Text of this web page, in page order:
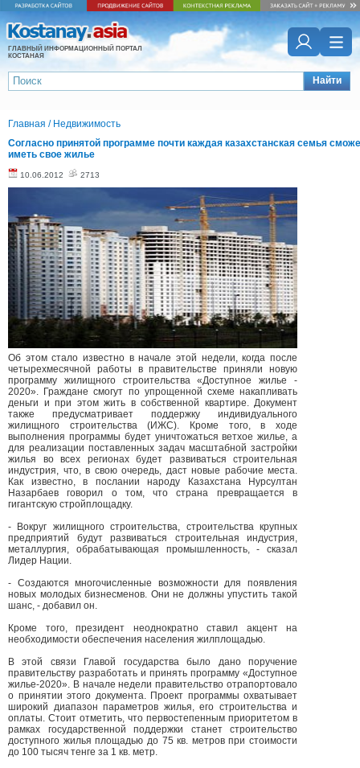
ГЛАВНЫЙ ИНФОРМАЦИОННЫЙ ПОРТАЛ
КОСТАНАЯ
Найти
Главная / Недвижимость
Согласно принятой программе почти каждая казахстанская семья
иметь свое жилье
10.06.2012 2713
Об этом стало известно в начале этой недели, когда после
четырехмесячной работы в правительстве приняли новую
программу жилищного строительства «Доступное жилье -
2020». Граждане смогут по упрощенной схеме накапливать
деньги и при этом жить в собственной квартире. Документ
также предусматривает поддержку индивидуального
жилищного строительства (ИЖС). Кроме того, в ходе
выполнения программы будет уничтожаться ветхое жилье, а
для реализации поставленных задач масштабной застройки
жилья во всех регионах будет развиваться строительная
индустрия, что, в свою очередь, даст новые рабочие места.
Как известно, в послании народу Казахстана Нурсултан
Назарбаев говорил о том, что страна превращается в
гигантскую стройплощадку.
- Вокруг жилищного строительства, строительства крупных
предприятий будут развиваться строительная индустрия,
металлургия, обрабатывающая промышленность, - сказал
Лидер Нации.
- Создаются многочисленные возможности для появления
новых молодых бизнесменов. Они не должны упустить такой
шанс, - добавил он.
Кроме того, президент неоднократно ставил акцент на
необходимости обеспечения населения жилплощадью.
В этой связи Главой государства было дано поручение
правительству разработать и принять программу «Доступное
жилье-2020». В начале недели правительство отрапортовало
о принятии этого документа. Проект программы охватывает
широкий диапазон параметров жилья, его строительства и
оплаты. Стоит отметить, что первостепенным приоритетом в
рамках государственной поддержки станет строительство
доступного жилья площадью до 75 кв. метров при стоимости
до 100 тысяч тенге за 1 кв. метр.